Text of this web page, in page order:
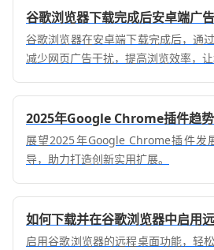
谷歌浏览器下载完成后安卓端广
谷歌浏览器在安卓端下载完成后，通
减少网页广告干扰，提高浏览效率，让
2025年Google Chrome插件趋势
展望2025年Google Chrome插件发
导，助力打造创新实用扩展。
如何下载并在谷歌浏览器中启用
启用谷歌浏览器的远程桌面功能，轻